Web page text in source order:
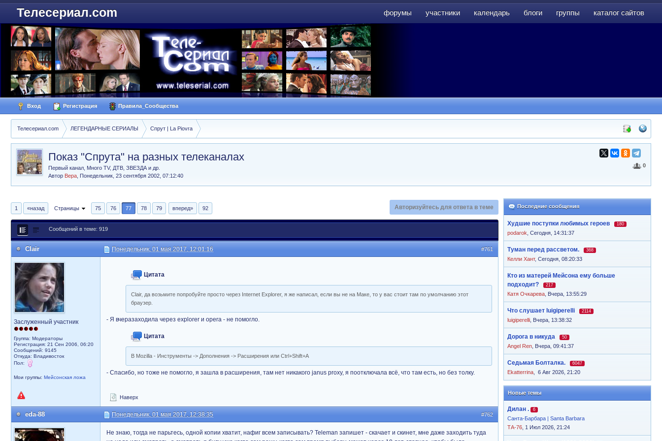
форумы участники календарь блоги группы каталог сайтов
Телесериал.com
Вход Регистрация Правила_Сообщества
Телесериал.com ЛЕГЕНДАРНЫЕ СЕРИАЛЫ Спрут | La Piovra
0
Показ "Спрута" на разных телеканалах
Первый канал, Много TV, ДТВ, ЗВЕЗДА и др.
Автор Вера Понедельник, 23 сентября 2002, 07:12:40
Последние сообщения
Худшие поступки любимых героев 180
podarok Сегодня, 14:31:37
Туман перед рассветом. 368
Келли Хант, Сегодня, 08:20:33
Кто из матерей Мейсона ему больше
подходит?
217
Катя Очкарева Вчера, 13:55:29
Что слушает luigiperelli 2114
luigiperelli Вчера, 13:38:32
Дорога в никуда 50
Angel Ren Вчера, 09:41:37
Седьмая Болталка. 6047
Ekatterrina 6 Авг 2026, 21:20
Новые темы
Дилан . 6
Санта-Барбара | Santa Barbara
ТА-76 , 1 Июл 2026, 21:24
1 «назад Страницы 75 76 77 78 79 вперед» 92 Авторизуйтесь для ответа в теме
Сообщений в теме: 919
#761
Clair Понедельник, 01 мая 2017, 12:01:16
Заслуженный участник
Группа: Модераторы
Регистрация: 21 Сен 2006, 06:20
Сообщений: 9145
Откуда: Владивосток
Пол:
Мои группы: Мейсонская ложа
Цитата
Clair, да возьмите попробуйте просто через Internet Explorer, я же написал, если вы не на Маке, то у вас стоит там по умолчанию этот
браузер.
- Я вчеразаходила через explorer и opera - не помогло.
Цитата
В Mozilla - Инструменты -> Дополнения -> Расширения или Ctrl+Shift+A
- Спасибо, но тоже не помогло, я зашла в расширения, там нет никакого janus proxy, я поотключала всё, что там есть, но без толку.
Наверх
#762
eda-88 Понедельник, 01 мая 2017, 12:38:35
Не знаю, тогда не парьтесь, одной копии хватит, нафиг всем записывать? Teleman запишет - скачает и скинет, мне даже заходить туда